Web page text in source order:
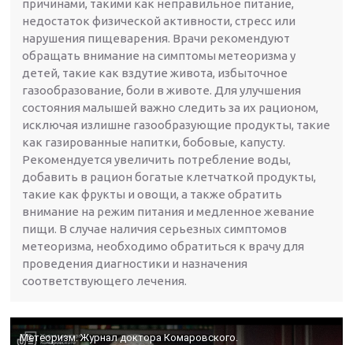
причинами, такими как неправильное питание,
недостаток физической активности, стресс или
нарушения пищеварения. Врачи рекомендуют
обращать внимание на симптомы метеоризма у
детей, такие как вздутие живота, избыточное
газообразование, боли в животе. Для улучшения
состояния малышей важно следить за их рационом,
исключая излишне газообразующие продукты, такие
как газированные напитки, бобовые, капусту.
Рекомендуется увеличить потребление воды,
добавить в рацион богатые клетчаткой продукты,
такие как фрукты и овощи, а также обратить
внимание на режим питания и медленное жевание
пищи. В случае наличия серьезных симптомов
метеоризма, необходимо обратиться к врачу для
проведения диагностики и назначения
соответствующего лечения.
Метеоризм. Журнал доктора Комаровского.